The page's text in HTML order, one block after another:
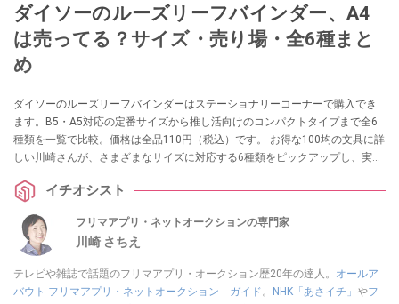
ダイソーのルーズリーフバインダー、A4
は売ってる？サイズ・売り場・全6種まと
め
ダイソーのルーズリーフバインダーはステーショナリーコーナーで購入でき
ます。B5・A5対応の定番サイズから推し活向けのコンパクトタイプまで全6
種類を一覧で比較。価格は全品110円（税込）です。 お得な100均の文具に詳
しい川崎さんが、さまざまなサイズに対応する6種類をピックアップし、実際
イチオシスト
フリマアプリ・ネットオークションの専門家
川崎 さちえ
テレビや雑誌で話題のフリマアプリ・オークション歴20年の達人。 オールア
バウト フリマアプリ・ネットオークション ガイド 。 NHK「あさイチ」 やフ